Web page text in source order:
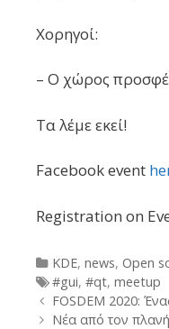
Χορηγοί:
– Ο χώρος
Τα λέμε εκεί!
Facebook event
Registration on
Categories
KDE, news, Open
Tags
#gui, #qt, meetup
Post
navigation
FOSDEM 2020:
Νέα από τον